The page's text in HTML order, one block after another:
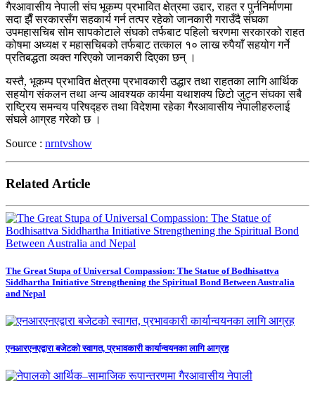
गैरआवासीय नेपाली संघ भूकम्प प्रभावित क्षेत्रमा उद्दार, राहत र पुर्ननिर्माणमा
सदा झैँ सरकारसँग सहकार्य गर्न तत्पर रहेको जानकारी गराउँदै संघका
उपमहासचिब सोम सापकोटाले संघको तर्फबाट पहिलो चरणमा सरकारको राहत
कोषमा अध्यक्ष र महासचिबको तर्फबाट तत्काल १० लाख रुपैयाँ सहयोग गर्ने
प्रतिबद्धता व्यक्त गरिएको जानकारी दिएका छन् ।
यस्तै, भूकम्प प्रभावित क्षेत्रमा प्रभावकारी उद्धार तथा राहतका लागि आर्थिक
सहयोग संकलन तथा अन्य आवश्यक कार्यमा यथाशक्य छिटो जुट्न संघका सबै
राष्ट्रिय समन्वय परिषद्हरु तथा विदेशमा रहेका गैरआवासीय नेपालीहरुलाई
संघले आग्रह गरेको छ ।
Source : nrntvshow
Related Article
The Great Stupa of Universal Compassion: The Statue of Bodhisattva
Siddhartha Initiative Strengthening the Spiritual Bond Between Australia
and Nepal
एनआरएनएद्वारा बजेटको स्वागत, प्रभावकारी कार्यान्वयनका लागि आग्रह